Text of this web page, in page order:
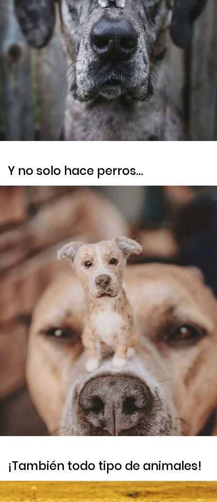
Y no solo hace perros…
¡También todo tipo de animales!